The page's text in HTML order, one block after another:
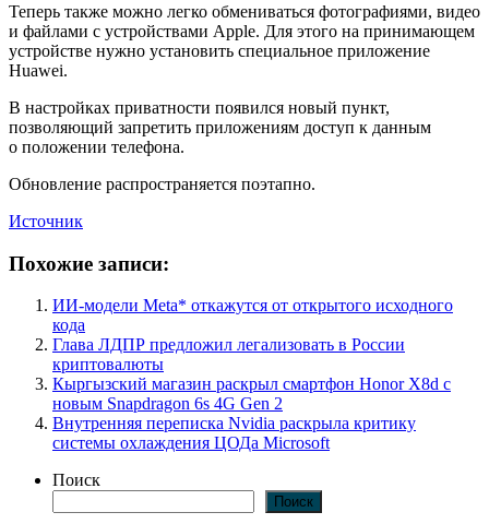
Теперь также можно легко обмениваться фотографиями, видео
и файлами с устройствами Apple. Для этого на принимающем
устройстве нужно установить специальное приложение
Huawei.
В настройках приватности появился новый пункт,
позволяющий запретить приложениям доступ к данным
о положении телефона.
Обновление распространяется поэтапно.
Источник
Похожие записи:
ИИ-модели Meta* откажутся от открытого исходного
кода
Глава ЛДПР предложил легализовать в России
криптовалюты
Кыргызский магазин раскрыл смартфон Honor X8d с
новым Snapdragon 6s 4G Gen 2
Внутренняя переписка Nvidia раскрыла критику
системы охлаждения ЦОДа Microsoft
Поиск
Поиск